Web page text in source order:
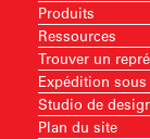
Produits
Ressources
Trouver un
Expédition sous
Studio de
Plan du site